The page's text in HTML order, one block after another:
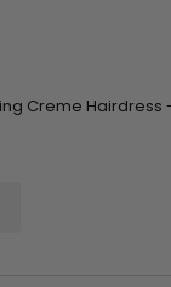
Creme Hairdress -